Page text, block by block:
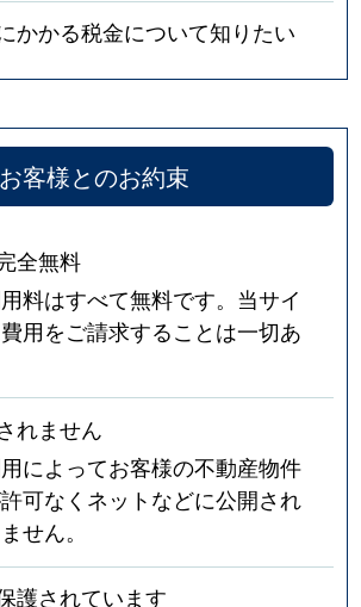
かかる税金について知りたい
お客様とのお約束
全無料
料はすべて無料です。当サイ
用をご請求することは一切あ
れません
によってお客様の不動産物件
可なくネットなどに公開され
せん。
護されています